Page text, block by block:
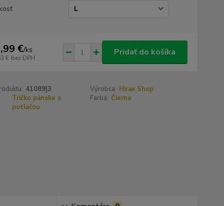
€/ks
€ bez DPH
Pridať do košíka
41089|3 Výrobca: Hirax Shop
Tričko pánske s
potlačou
Farba: Čierna